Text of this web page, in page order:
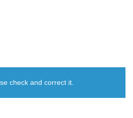
check and correct it.